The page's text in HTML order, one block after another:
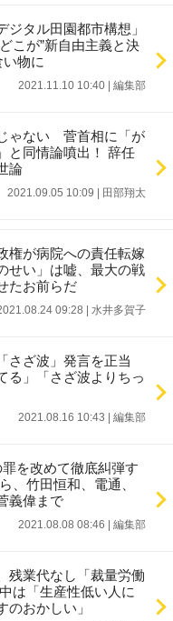
ジタル田園都市構想」
こが”新自由主義と決
物に
2021.11.10 10:40 編集部
ゃない 菅首相に「が
と同情論噴出！ 辞任
論
2021.09.05 10:09 田部翔太
権が病院への責任転嫁
せい」は嘘、最大の戦
たお前らだ
09:28 水井多賀子
さざ波」発言を正当
る」「さざ波よりちっ
2021.08.16 10:43 編集部
を改めて徹底糾弾す
、竹田恒和、電通、
義偉まで
2021.08.08 08:46 編集部
残業代なし「裁量労働
は「生産性低い人に
おかしい」